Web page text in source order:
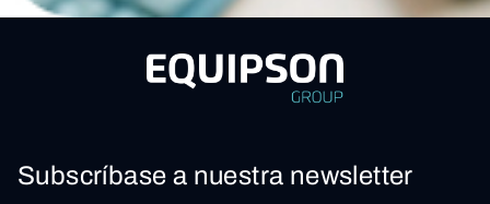
Subscríbase a nuestra newsletter